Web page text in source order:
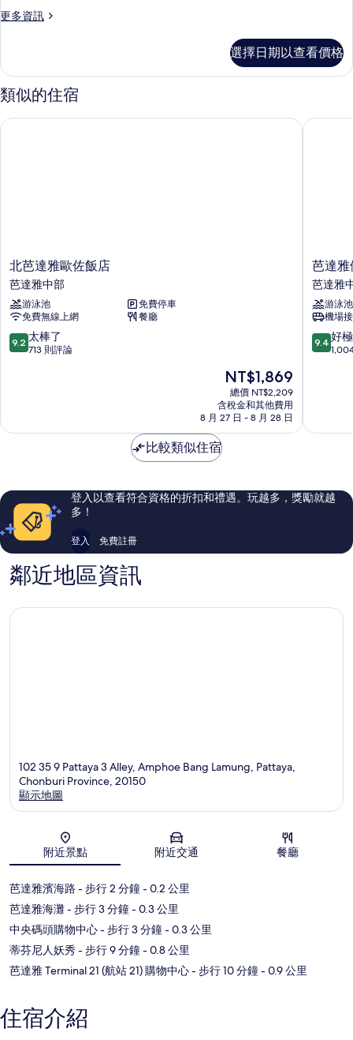
人
的
所
有
相
更多資訊
更
三
人
房
詳
選擇日期以查看價格
類似的住宿
北
芭
達
雅
歐
佐
飯
部
北芭達雅歐佐飯店
芭達雅中部
游泳池
免費停車
免費無線上網
餐廳
9.2
分，
棒
評
論
9.2 太棒了
713 則評論
現
在
價
格
為
NT$1,869
總價 NT$2,209
含稅金和其他費用
8 月 27 日 - 8 月 28 日
北芭達雅歐佐飯店
芭
達
雅
假
日
飯
店
芭
部
芭達雅
芭達雅
游泳池
機場
9.4
分，
極
評
論
9.4 好
芭達雅
比較類似住宿
登入以查看符合資格的折扣和禮遇。玩越多，獎勵就越
多！
登入 免費註冊
鄰近地區資訊
102 35 9 Pattaya 3 Alley, Amphoe Bang Lamung, Pattaya,
Chonburi Province, 20150
顯示地圖
附近景點 附近交通 餐廳
芭達雅濱海路 - 步行 2 分鐘- 0.2 公里
芭達雅海灘- 步行 3 分鐘- 0.3 公里
中央碼頭購物中心- 步行 3 分鐘- 0.3 公里
蒂芬尼人妖秀 - 步行 9 分鐘- 0.8 公里
芭達雅 Terminal 21 (航站 21) 購物中心- 步行 10 分鐘- 0.9 公里
住宿介紹